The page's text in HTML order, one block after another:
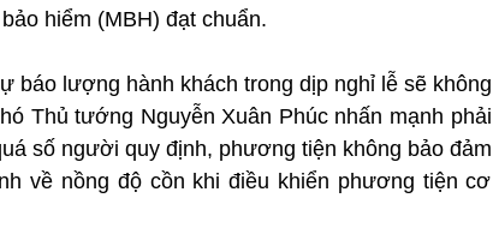
hiểm (MBH) đạt chuẩn.
báo lượng hành khách trong dịp nghỉ lễ sẽ không
Thủ tướng Nguyễn Xuân Phúc nhấn mạnh phải
số người quy định, phương tiện không bảo đảm
về nồng độ cồn khi điều khiển phương tiện cơ